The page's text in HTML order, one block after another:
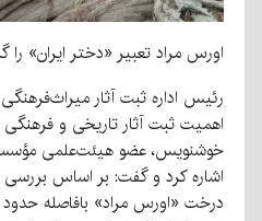
اورس مراد تعبیر «دختر ایران» را
رئیس اداره ثبت آثار
اهمیت ثبت آثار تاریخی و
خوشنویس، عضو هیئت‌علمی
اشاره کرد و گفت: بر اساس